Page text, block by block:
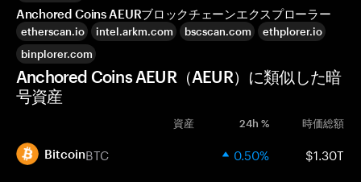
Anchored Coins AEURブロックチェーンエクスプローラー
etherscan.io intel.arkm.com bscscan.com
ethplorer.io
binplorer.com
Anchored Coins AEUR（AEUR）に類似した暗
号資産
資産 24h % 時価総額
BitcoinBTC 0.50% $1.30T